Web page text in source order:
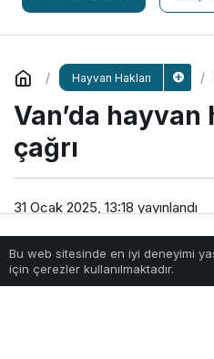
Hayvan Hakları
Van’da hayvan
çağrı
31 Ocak 2025, 13:18 yayınlandı
Bu web sitesinde en iyi deneyimi
için çerezler kullanılmaktadır.
Anasayfa Akış